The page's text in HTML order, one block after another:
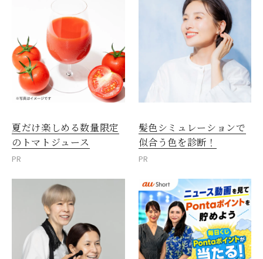
夏だけ楽しめる数量限定
のトマトジュース
PR
髪色シミュレーションで
似合う色を診断！
PR